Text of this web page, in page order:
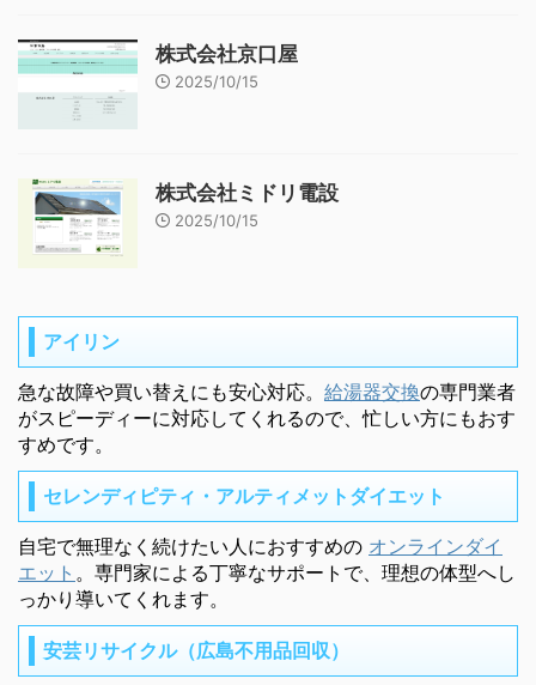
株式会社京口屋
2025/10/15
株式会社ミドリ電設
2025/10/15
アイリン
急な故障や買い替えにも安心対応。 給湯器交換の専門業者
がスピーディーに対応してくれるので、忙しい方にもおす
すめです。
セレンディピティ・アルティメットダイエット
自宅で無理なく続けたい人におすすめの オンラインダイ
エット 。専門家による丁寧なサポートで、理想の体型へし
っかり導いてくれます。
安芸リサイクル（広島不用品回収）